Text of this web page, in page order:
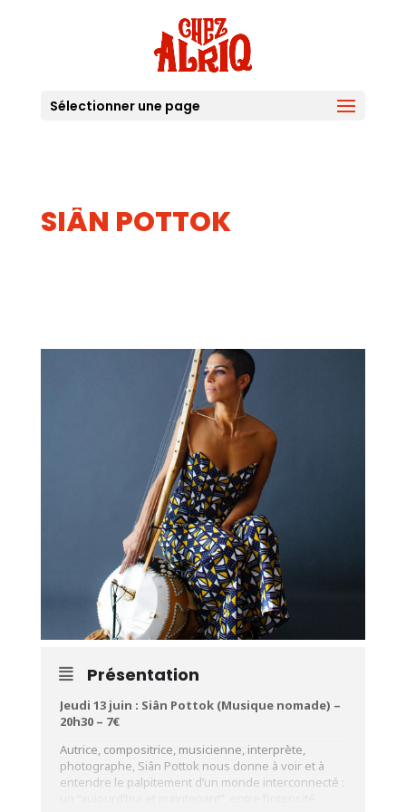
Sélectionner une page
SIÂN POTTOK
Présentation
Jeudi 13 juin : Siân Pottok (Musique nomade) –
20h30 – 7€
Autrice, compositrice, musicienne, interprète,
photographe, Siân Pottok nous donne à voir et à
entendre le palpitement d’un monde interconnecté :